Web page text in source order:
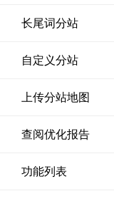
长尾词分站
自定义分站
上传分站地图
查阅优化报告
功能列表